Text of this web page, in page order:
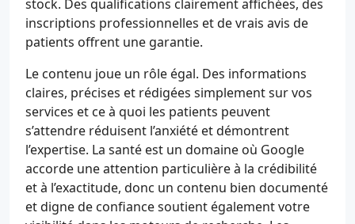
stock. Des qualifications clairement affichées, des
inscriptions professionnelles et de vrais avis de
patients offrent une garantie.
Le contenu joue un rôle égal. Des informations
claires, précises et rédigées simplement sur vos
services et ce à quoi les patients peuvent
s’attendre réduisent l’anxiété et démontrent
l’expertise. La santé est un domaine où Google
accorde une attention particulière à la crédibilité
et à l’exactitude, donc un contenu bien documenté
et digne de confiance soutient également votre